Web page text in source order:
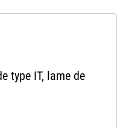
type IT, lame de